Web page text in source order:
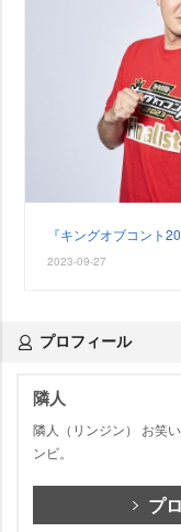
『キングオブコント
2023-09-27
プロフィール
隣人
隣人（リンジン） お笑
ンビ。
プ